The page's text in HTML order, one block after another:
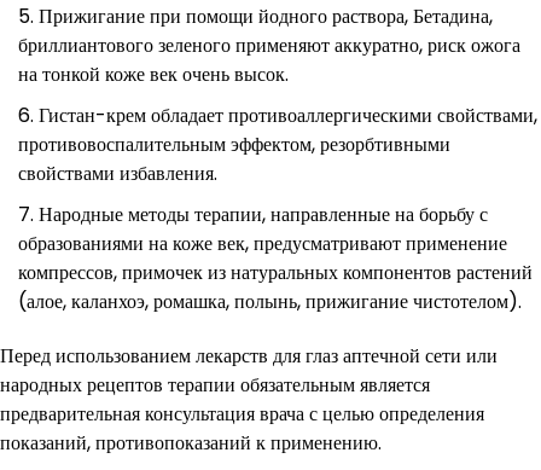
Прижигание при помощи йодного раствора, Бетадина,
бриллиантового зеленого применяют аккуратно, риск ожога
на тонкой коже век очень высок.
Гистан-крем обладает противоаллергическими свойствами,
противовоспалительным эффектом, резорбтивными
свойствами избавления.
Народные методы терапии, направленные на борьбу с
образованиями на коже век, предусматривают применение
компрессов, примочек из натуральных компонентов растений
(алое, каланхоэ, ромашка, полынь, прижигание чистотелом).
Перед использованием лекарств для глаз аптечной сети или
народных рецептов терапии обязательным является
предварительная консультация врача с целью определения
показаний, противопоказаний к применению.